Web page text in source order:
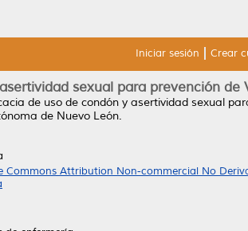
Iniciar sesión Crear
sexual para prevención
de uso de condón y asertividad sexual
de Nuevo León.
Commons Attribution Non-commercial No